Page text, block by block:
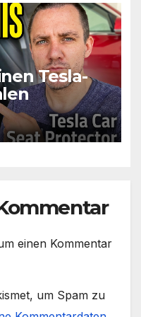
Tesla-
einen Kommentar
um Spam zu